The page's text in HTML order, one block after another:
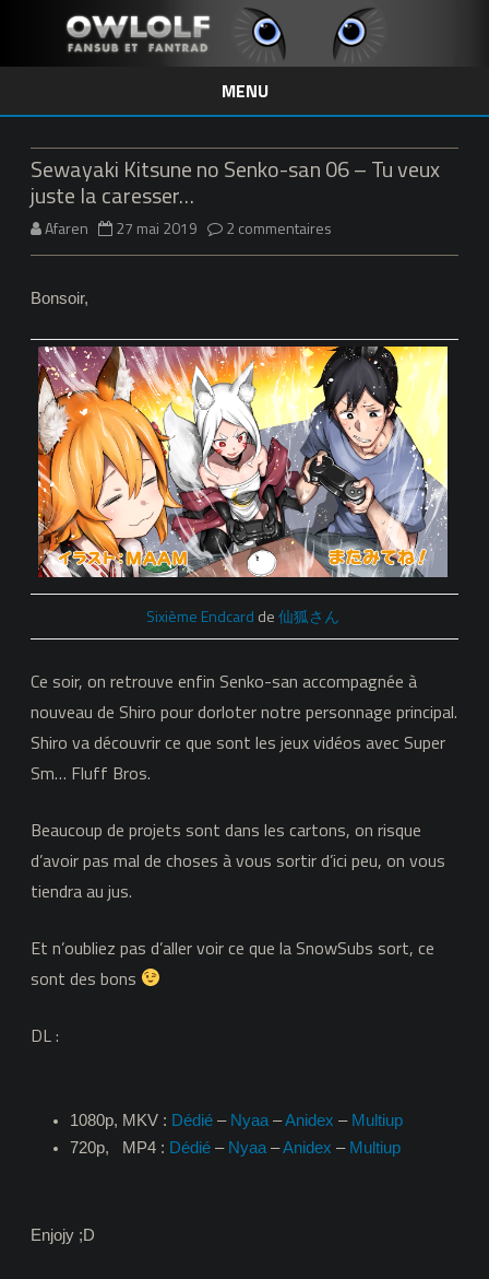
MENU
Skip
to
content
Sewayaki Kitsune no Senko-san 06 – Tu veux
juste la caresser…
Afaren 27 mai 2019 2 commentaires
no
Senko-
san
06
–
Tu
veux
juste
la
caresser…
Bonsoir,
Sixième Endcard de仙狐さん
Ce soir, on retrouve enfin Senko-san accompagnée à
nouveau de Shiro pour dorloter notre personnage principal.
Shiro va découvrir ce que sont les jeux vidéos avec Super
Sm… Fluff Bros.
Beaucoup de projets sont dans les cartons, on risque
d’avoir pas mal de choses à vous sortir d’ici peu, on vous
tiendra au jus.
Et n’oubliez pas d’aller voir ce que la SnowSubs sort, ce
sont des bons
DL :
1080p, MKV : Dédié – Nyaa –Anidex – Multiup
720p, MP4 : Dédié – Nyaa –Anidex – Multiup
Enjojy ;D